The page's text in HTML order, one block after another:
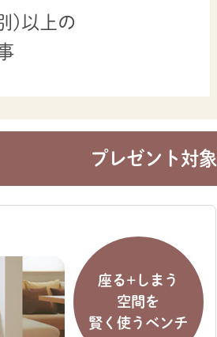
）以上の
プレゼント対象
座る＋しまう
空間を
賢く使うベンチ